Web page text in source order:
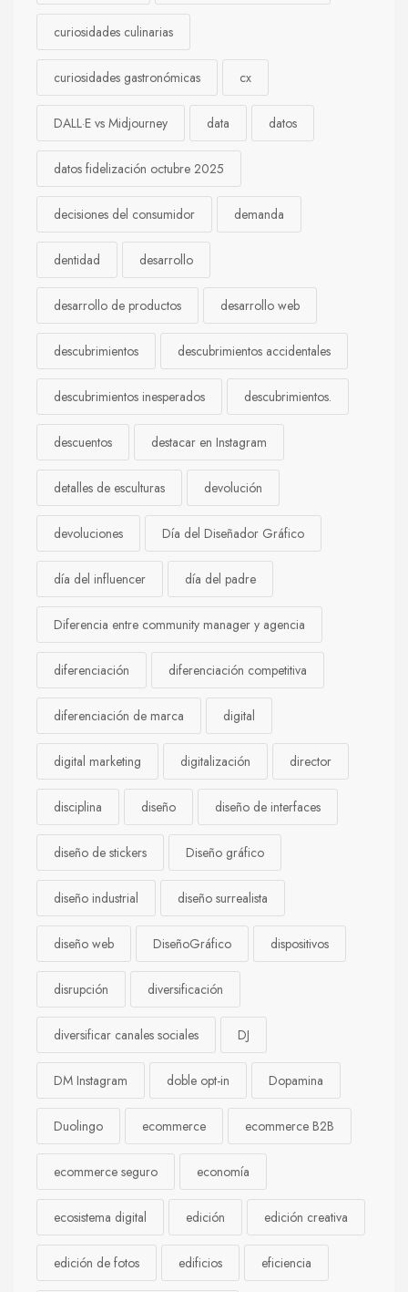
curiosidades culinarias
curiosidades gastronómicas cx
DALL·E vs Midjourney data datos
datos fidelización octubre 2025
decisiones del consumidor demanda
dentidad desarrollo
desarrollo de productos desarrollo web
descubrimientos descubrimientos accidentales
descubrimientos inesperados descubrimientos.
descuentos destacar en Instagram
detalles de esculturas devolución
devoluciones Día del Diseñador Gráfico
día del influencer día del padre
Diferencia entre community manager y agencia
diferenciación diferenciación competitiva
diferenciación de marca digital
digital marketing digitalización director
disciplina diseño diseño de interfaces
diseño de stickers Diseño gráfico
diseño industrial diseño surrealista
diseño web DiseñoGráfico dispositivos
disrupción diversificación
diversificar canales sociales DJ
DM Instagram doble opt-in Dopamina
Duolingo ecommerce ecommerce B2B
ecommerce seguro economía
ecosistema digital edición edición creativa
edición de fotos edificios eficiencia